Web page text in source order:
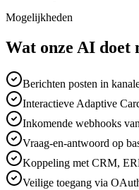
Mogelijkheden
Wat onze AI doet
Berichten posten in
Interactieve Adaptive
Inkomende webhooks
Vraag-en-antwoord op
Koppeling met CRM,
Veilige toegang via